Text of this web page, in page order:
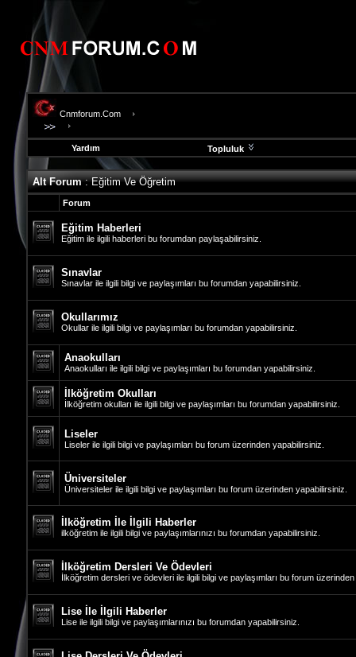
Cnmforum.Com
Yardım Topluluk
evooli
fethiye
gaziantep
escort
gaziantep
escort
Alt Forum: Eğitim Ve Öğretim
Forum
Eğitim Haberleri
Eğitim ile ilgili haberleri bu forumdan paylaşabilirsiniz.
Sınavlar
Sınavlar ile ilgili bilgi ve paylaşımları bu forumdan yapabilirsiniz.
Okullarımız
Okullar ile ilgili bilgi ve paylaşımları bu forumdan yapabilirsiniz.
Anaokulları
Anaokulları ile ilgili bilgi ve paylaşımları bu forumdan yapabilirsiniz.
İlköğretim Okulları
İlköğretim okulları ile ilgili bilgi ve paylaşımları bu forumdan yapabilirsiniz.
Liseler
Liseler ile ilgili bilgi ve paylaşımları bu forum üzerinden yapabilirsiniz.
Üniversiteler
Üniversiteler ile ilgili bilgi ve paylaşımları bu forum üzerinden yapabilirsiniz.
İlköğretim İle İlgili Haberler
ilköğretim ile ilgili bilgi ve paylaşımlarınızı bu forumdan yapabilirsiniz.
İlköğretim Dersleri Ve Ödevleri
İlköğretim dersleri ve ödevleri ile ilgili bilgi ve paylaşımları bu forum
Lise İle İlgili Haberler
Lise ile ilgili bilgi ve paylaşımlarınızı bu forumdan yapabilirsiniz.